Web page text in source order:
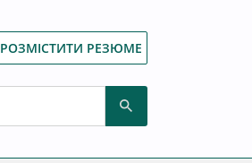
РОЗМІСТИТИ РЕЗЮМЕ